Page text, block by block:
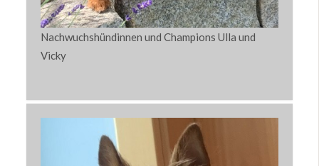
Nachwuchshündinnen und Champions Ulla und
Vicky